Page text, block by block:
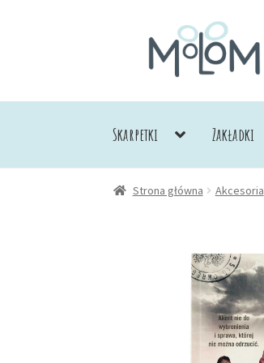
Przejdź
do
nawigacji
Przejdź
do
treści
Skarpetki Zakładki
Strona główna Akcesoria